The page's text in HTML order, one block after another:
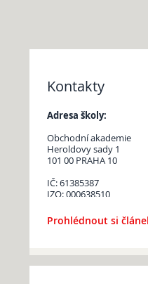
Kontakty
Adresa školy:
Obchodní akademie
Heroldovy sady 1
101 00 PRAHA 10
IČ: 61385387
IZO: 000638510
Jak nás najdete?
Prohlédnout si